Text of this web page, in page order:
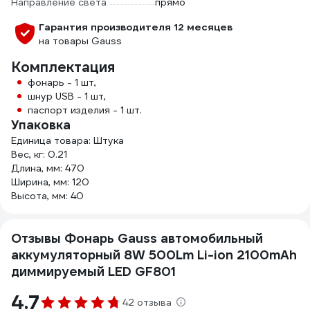
Гарантия производителя 12 месяцев
на товары Gauss
Комплектация
фонарь - 1 шт,
шнур USB - 1 шт,
паспорт изделия - 1 шт.
Упаковка
Единица товара: Штука
Вес, кг: 0.21
Длина, мм: 470
Ширина, мм: 120
Высота, мм: 40
Отзывы Фонарь Gauss автомобильный
аккумуляторный 8W 500Lm Li-ion 2100mAh
диммируемый LED GF801
4.7 42 отзыва